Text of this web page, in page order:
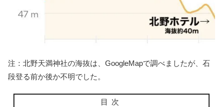
注：北野天満神社の海抜は、GoogleMapで調べましたが、石
段登る前か後か不明でした。
目次